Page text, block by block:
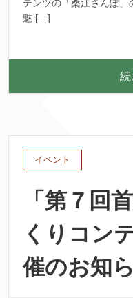
テンツの「桑江さんぽ
魅 […]
イベント
「第７回
くりコン
催のお知